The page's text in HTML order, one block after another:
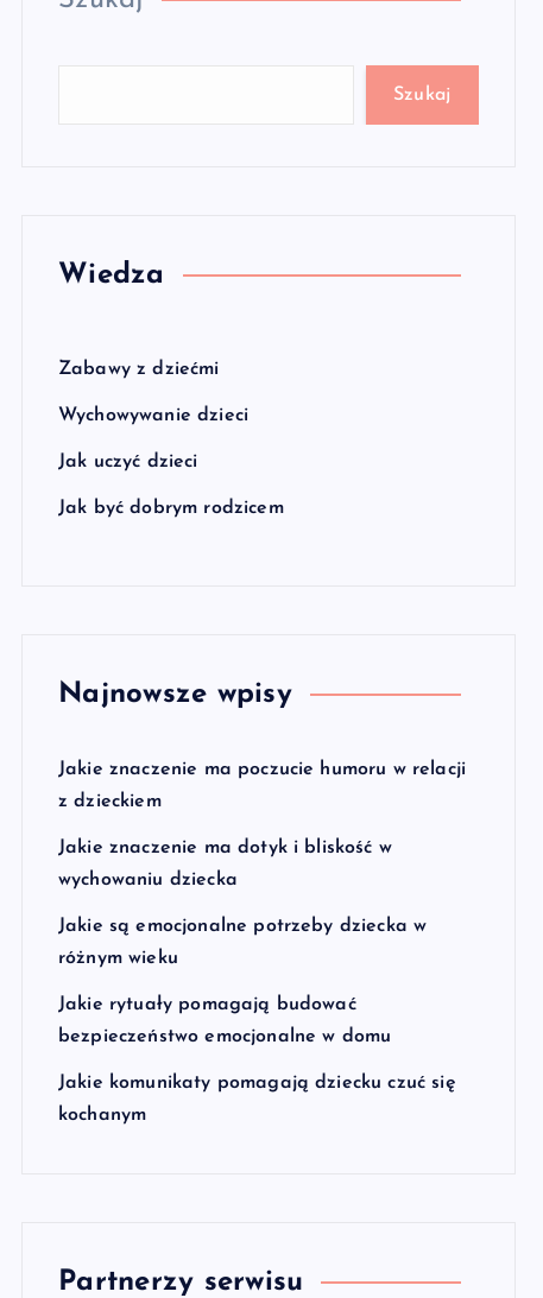
Szukaj
Wiedza
Zabawy z dziećmi
Wychowywanie dzieci
Jak uczyć dzieci
Jak być dobrym rodzicem
Najnowsze wpisy
Jakie znaczenie ma poczucie humoru w relacji
z dzieckiem
Jakie znaczenie ma dotyk i bliskość w
wychowaniu dziecka
Jakie są emocjonalne potrzeby dziecka w
różnym wieku
Jakie rytuały pomagają budować
bezpieczeństwo emocjonalne w domu
Jakie komunikaty pomagają dziecku czuć się
kochanym
Partnerzy serwisu